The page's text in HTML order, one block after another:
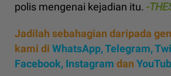
polis mengenai kejadian itu. -
Jadilah sebahagian daripada
kami di WhatsApp,Telegram,
Facebook, Instagram dan